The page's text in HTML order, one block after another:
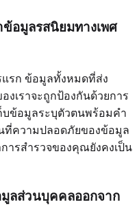
อมูลรสนิยมทางเพศ
แรก ข้อมูลทั้งหมดที่ส่ง
องเราจะถูกป้องกันด้วยการ
ก็บข้อมูลระบุตัวตนพร้อมคำ
ที่ความปลอดภัยของข้อมูล
ารสำรวจของคุณยังคงเป็น
ลส่วนบุคคลออกจาก